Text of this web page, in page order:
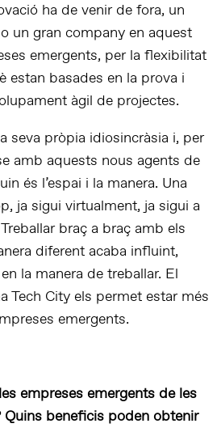
ha de venir de fora, un
un gran company en aquest
emergents, per la flexibilitat
estan basades en la prova i
àgil de projectes.
seva pròpia idiosincràsia i, per
amb aquests nous agents de
és l’espai i la manera. Una
ja sigui virtualment, ja sigui a
braç a braç amb els
diferent acaba influint,
la manera de treballar. El
Tech City els permet estar més
emergents.
empreses emergents de les
Quins beneficis poden obtenir